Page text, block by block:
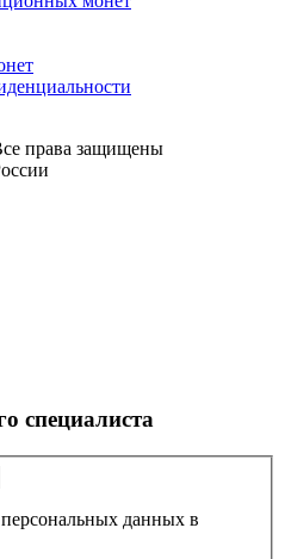
права защищены
специалиста
данных в